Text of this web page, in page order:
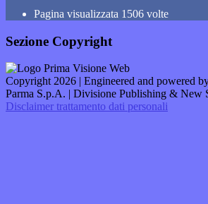
Pagina visualizzata 1506 volte
Sezione Copyright
Copyright 2026 | Engineered and powered
Parma S.p.A. | Divisione Publishing & New
Disclaimer trattamento dati personali